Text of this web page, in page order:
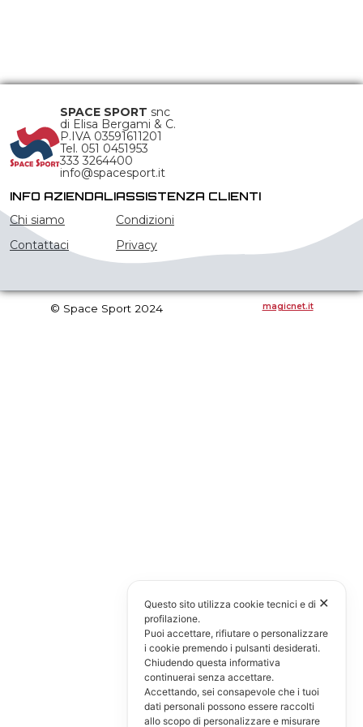
SPACE SPORT snc
di Elisa Bergami & C.
P.IVA 03591611201
Tel. 051 0451953
333 3264400
info@spacesport.it
INFO AZIENDALI
Chi siamo
Contattaci
ASSISTENZA CLIENTI
Condizioni
Privacy
© Space Sport 2024 magicnet.it
✕
Questo sito utilizza cookie tecnici e di
profilazione.
Puoi accettare, rifiutare o personalizzare
i cookie premendo i pulsanti desiderati.
Chiudendo questa informativa
continuerai senza accettare.
Accettando, sei consapevole che i tuoi
dati personali possono essere raccolti
allo scopo di personalizzare e misurare